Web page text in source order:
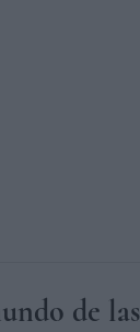
de